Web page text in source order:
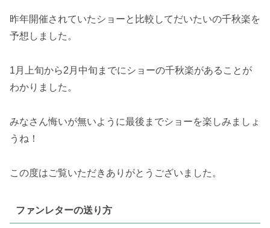
昨年開催されていたショーと比較してだいたいの千秋楽を
予想しました。
1月上旬から2月中旬までにショーの千秋楽があることが
わかりました。
みなさん悔いが無いように最後までショーを楽しみましょ
うね！
この度はご覧いただきありがとうございました。
ファンレターの送り方